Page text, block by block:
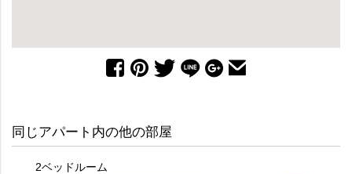
同じアパート内の他の部屋
2ベッドルーム